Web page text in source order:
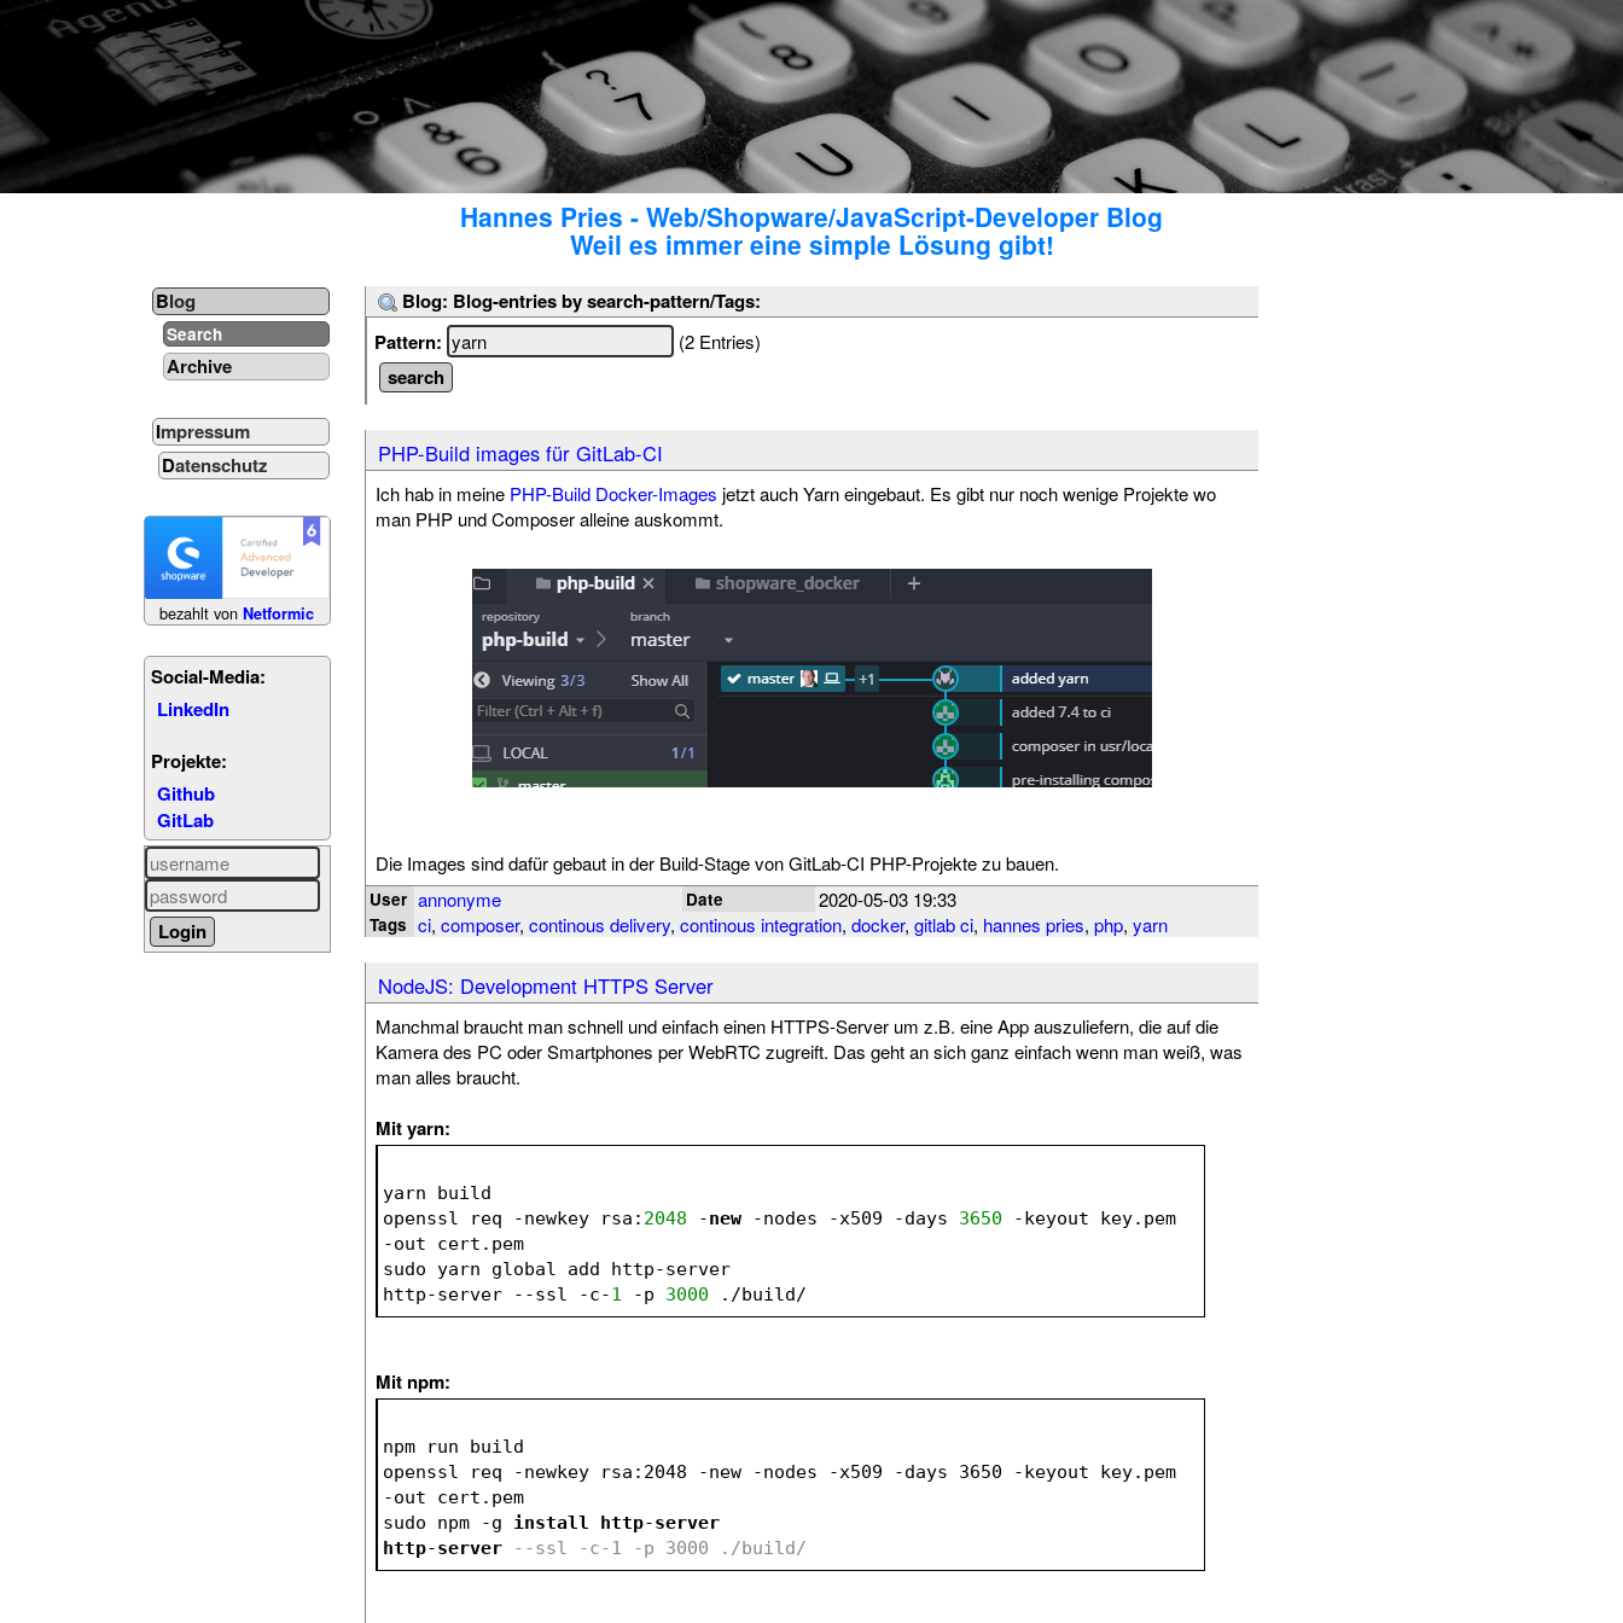
Hannes Pries - Web/Shopware/JavaScript-Developer Blog
Weil es immer eine simple Lösung gibt!
Blog
Search
Archive
Impressum
Datenschutz
bezahlt vonNetformic
Social-Media:
LinkedIn
Projekte:
Github
GitLab
Blog: Blog-entries by search-pattern/Tags:
Pattern:
(2 Entries)
PHP-Build images für GitLab-CI
Ich hab in meine PHP-Build Docker-Images jetzt auch Yarn eingebaut. Es gibt nur noch wenige Projekte wo
man PHP und Composer alleine auskommt.
Die Images sind dafür gebaut in der Build-Stage von GitLab-CI PHP-Projekte zu bauen.
User annonyme Date 2020-05-03 19:33
Tags ci, composer, continous delivery, continous integration, docker, gitlab ci, hannes pries, php, yarn
NodeJS: Development HTTPS Server
Manchmal braucht man schnell und einfach einen HTTPS-Server um z.B. eine App auszuliefern, die auf die
Kamera des PC oder Smartphones per WebRTC zugreift. Das geht an sich ganz einfach wenn man weiß, was
man alles braucht.
Mit yarn:
yarn build
openssl req -newkey rsa: 2048 -new -nodes -x509 -days 3650 -keyout key.pem
-out cert.pem
sudo yarn global add http-server
http-server --ssl -c-1 -p 3000 ./build/
Mit npm:
npm run build
openssl req -newkey rsa:2048 -new -nodes -x509 -days 3650 -keyout key.pem
-out cert.pem
sudo npm -g install http-server
http-server --ssl -c-1 -p 3000 ./build/